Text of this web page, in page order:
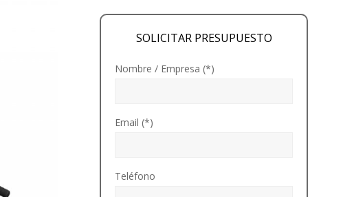
SOLICITAR PRESUPUESTO
Nombre / Empresa (*)
Email (*)
Teléfono